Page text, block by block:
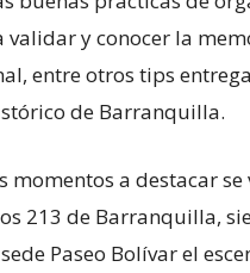
validar y conocer la
entre otros tips
de Barranquilla.
momentos a destacar
213 de Barranquilla,
Paseo Bolívar el